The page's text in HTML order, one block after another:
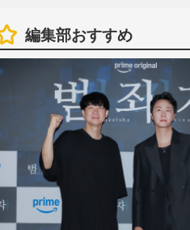
編集部おすすめ